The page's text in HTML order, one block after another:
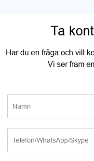
Ta
Har du en fråga och vill
Vi ser fram